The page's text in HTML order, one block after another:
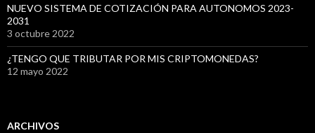
NUEVO SISTEMA DE COTIZACIÓN PARA AUTONOMOS 2023-
2031
3 octubre 2022
¿TENGO QUE TRIBUTAR POR MIS CRIPTOMONEDAS?
12 mayo 2022
ARCHIVOS